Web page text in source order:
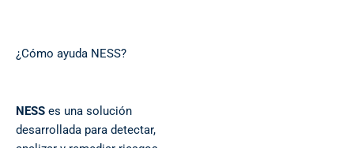
¿Cómo ayuda NESS?
NESS es una solución
desarrollada para detectar,